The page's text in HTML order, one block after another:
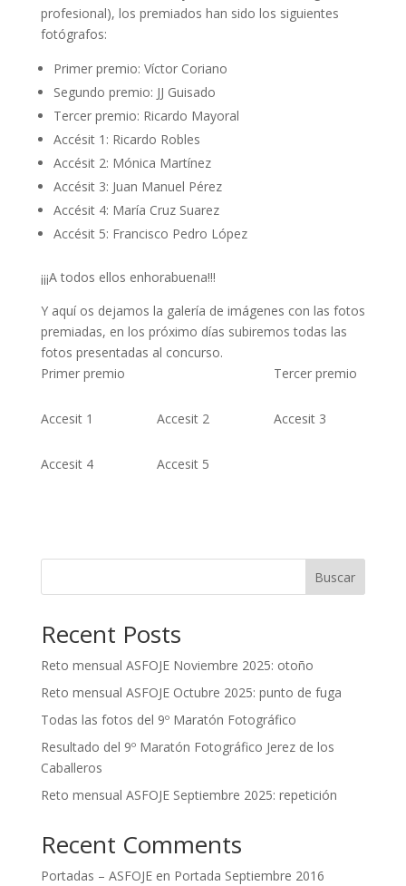
profesional), los premiados han sido los siguientes
fotógrafos:
Primer premio: Víctor Coriano
Segundo premio: JJ Guisado
Tercer premio: Ricardo Mayoral
Accésit 1: Ricardo Robles
Accésit 2: Mónica Martínez
Accésit 3: Juan Manuel Pérez
Accésit 4: María Cruz Suarez
Accésit 5: Francisco Pedro López
¡¡¡A todos ellos enhorabuena!!!
Y aquí os dejamos la galería de imágenes con las fotos
premiadas, en los próximo días subiremos todas las
fotos presentadas al concurso.
Primer premio
Tercer premio
Accesit 1 Accesit 2 Accesit 3
Accesit 4 Accesit 5
Buscar
Recent Posts
Reto mensual ASFOJE Noviembre 2025: otoño
Reto mensual ASFOJE Octubre 2025: punto de fuga
Todas las fotos del 9º Maratón Fotográfico
Resultado del 9º Maratón Fotográfico Jerez de los
Caballeros
Reto mensual ASFOJE Septiembre 2025: repetición
Recent Comments
Portadas – ASFOJEen Portada Septiembre 2016